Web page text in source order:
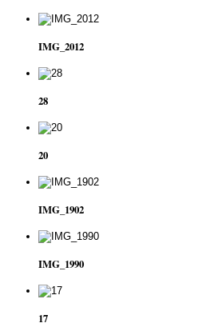
IMG_2012
28
20
IMG_1902
IMG_1990
17